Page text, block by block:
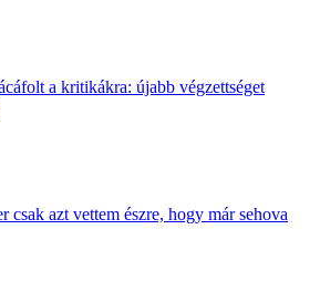
a kritikákra: újabb végzettséget
csak azt vettem észre, hogy már sehova